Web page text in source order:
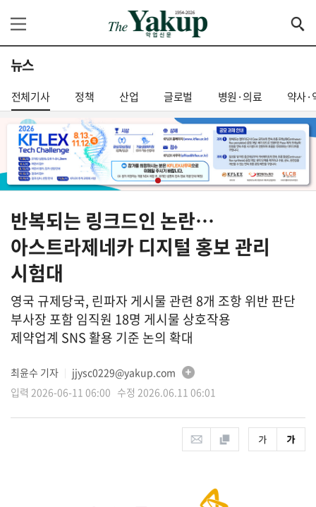
뉴스
전체기사 정책 산업 글로벌 병원·의료 약사·
반복되는 링크드인 논란…
아스트라제네카 디지털 홍보 관리
시험대
영국 규제당국, 린파자 게시물 관련 8개 조항 위반 판단
부사장 포함 임직원 18명 게시물 상호작용
제약업계 SNS 활용 기준 논의 확대
최윤수 기자
jjysc0229@yakup.com
입력 2026-06-11 06:00 수정 2026.06.11 06:01